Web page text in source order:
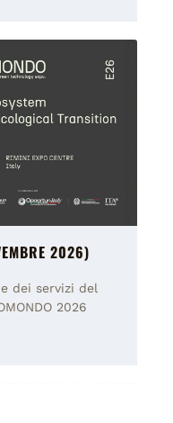
2026)
dei servizi del
2026